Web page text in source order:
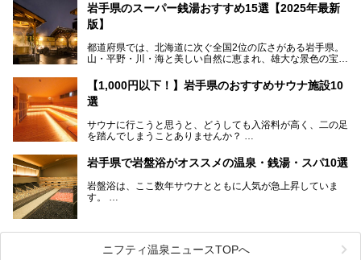
───
提供元：株式会社西武・プリンスホテルズワールドワイド
この記事は雫石プリンスホテルのPR記事です。
この記事では、花巻温泉の魅力、おすすめの宿・注目すべき
観光スポット・味わい深い食事処・気軽に立ち寄れる日帰り
花巻温泉での日常を忘れられる特別な体験を通じて、いつも
岩手県のスーパー銭湯おすすめ15選【2025年最新
版】
都道府県では、北海道に次ぐ全国2位の広さがある岩手県。
山・平野・川・海と美しい自然に恵まれ、雄大な景色の宝庫
三陸の魚介類などの岩手グルメは全国に知られていますね。
大自然に囲まれた岩手県には、温泉が多く湧き出していま
す。今回は、岩手県でおすすめのスーパー銭湯をご紹介しま
【1,000円以下！】岩手県のおすすめサウナ施設10
選
サウナに行こうと思うと、どうしても入浴料が高く、二の足
を踏んでしまうことありませんか？
そこで値段を抑えた格安でお風呂とサウナを満喫できる充実
の施設を紹介します！
サクッと、月何回もサウナを楽しみたい人にとってはピッタ
リの場所ばかりなんですよ。
岩手県で岩盤浴がオススメの温泉・銭湯・スパ10選
岩盤浴は、ここ数年サウナとともに人気が急上昇していま
す。
今回は、岩手県でおすすめの温泉、銭湯、スパにある岩盤浴
を紹介します！
温度も低めなので、暑いのが苦手な人でも大満足な施設です
ニフティ温泉ニュースTOPへ